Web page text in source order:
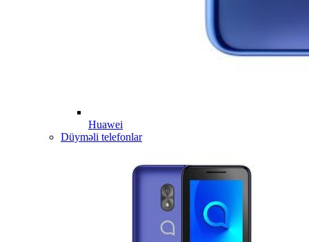
Huawei
Düyməli telefonlar